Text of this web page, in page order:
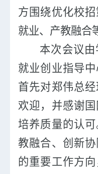
方围绕优化校招
就业、产教融合
本次会议
就业创业指导
首先对郑伟总
欢迎，并感谢
培养质量的认
教融合、创新
的重要工作方